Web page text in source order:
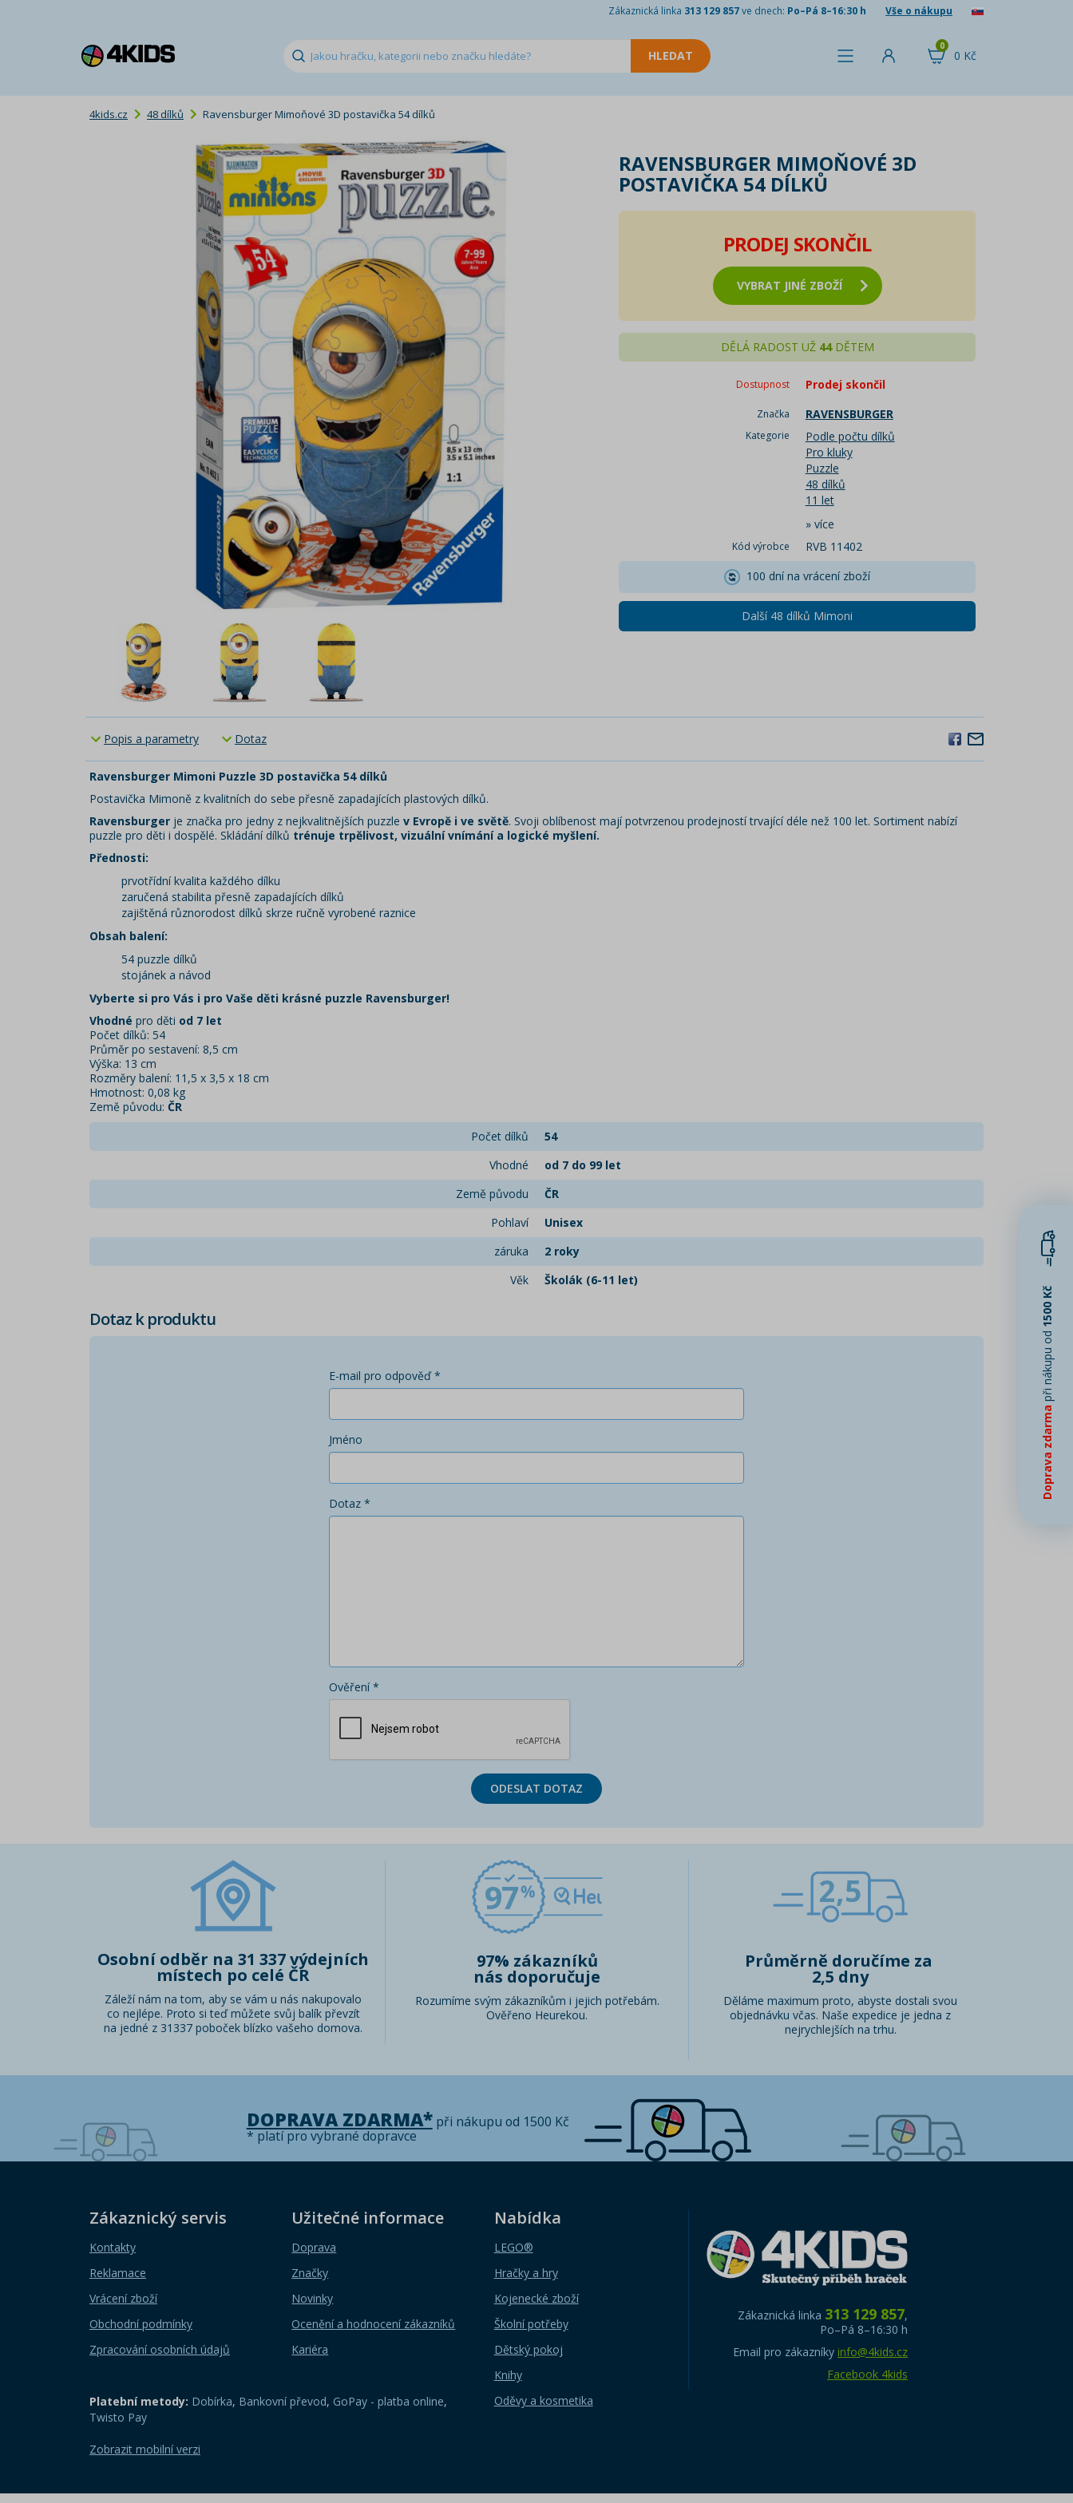
Zákaznická linka 313 129 857ve dnech: Po–Pá 8–16:30 h Vše o nákupu
0 Kč
0
4kids.cz 48 dílků Ravensburger Mimoňové 3D postavička 54 dílků
RAVENSBURGER MIMOŇOVÉ 3D
POSTAVIČKA 54 DÍLKŮ
PRODEJ SKONČIL
VYBRAT JINÉ ZBOŽÍ
DĚLÁ RADOST UŽ 44DĚTEM
Dostupnost Prodej skončil
Značka RAVENSBURGER
Kategorie
Podle počtu dílků
Pro kluky
Puzzle
48 dílků
11 let
» více
Kód výrobce
RVB 11402
100 dní na vrácení zboží
Další 48 dílků Mimoni
Popis a parametry Dotaz
Ravensburger Mimoni Puzzle 3D postavička 54 dílků
Postavička Mimoně z kvalitních do sebe přesně zapadajících plastových dílků.
Ravensburger je značka pro jedny z nejkvalitnějších puzzle v Evropě i ve světě. Svoji oblíbenost mají potvrzenou prodejností trvající déle než 100 let. Sortiment nabízí
puzzle pro děti i dospělé. Skládání dílků trénuje trpělivost, vizuální vnímání a logické myšlení.
Přednosti:
prvotřídní kvalita každého dílku
zaručená stabilita přesně zapadajících dílků
zajištěná různorodost dílků skrze ručně vyrobené raznice
Obsah balení:
54 puzzle dílků
stojánek a návod
Vyberte si pro Vás i pro Vaše děti krásné puzzle Ravensburger!
Vhodné pro děti od 7 let
Počet dílků: 54
Průměr po sestavení: 8,5 cm
Výška: 13 cm
Rozměry balení: 11,5 x 3,5 x 18 cm
Hmotnost: 0,08 kg
Země původu: ČR
Počet dílků
54
Vhodné
od 7 do 99 let
Země původu
ČR
Pohlaví
Unisex
záruka
2 roky
Věk
Školák (6-11 let)
Dotaz k produktu
E-mail pro odpověď *
Jméno
Dotaz *
Ověření *
ODESLAT DOTAZ
Osobní odběr na 31 337 výdejních
místech po celé ČR
Záleží nám na tom, aby se vám u nás nakupovalo
co nejlépe. Proto si teď můžete svůj balík převzít
na jedné z 31337 poboček blízko vašeho domova.
97
97% zákazníků
nás doporučuje
Rozumíme svým zákazníkům i jejich potřebám.
Ověřeno Heurekou.
2,5
Průměrně doručíme za
2,5 dny
Děláme maximum proto, abyste dostali svou
objednávku včas. Naše expedice je jedna z
nejrychlejších na trhu.
DOPRAVA ZDARMA*při nákupu od 1500 Kč
* platí pro vybrané dopravce
Zákaznický servis
Kontakty
Reklamace
Vrácení zboží
Obchodní podmínky
Zpracování osobních údajů
Užitečné informace
Doprava
Značky
Novinky
Ocenění a hodnocení zákazníků
Kariéra
Nabídka
LEGO®
Hračky a hry
Kojenecké zboží
Školní potřeby
Dětský pokoj
Knihy
Oděvy a kosmetika
Platební metody: Dobírka, Bankovní převod, GoPay - platba online,
Twisto Pay
Zobrazit mobilní verzi
Zákaznická linka 313 129 857,
Po–Pá 8–16:30 h
Email pro zákazníky info@4kids.cz
Facebook 4kids
Doprava zdarma
při nákupu od
1500 Kč